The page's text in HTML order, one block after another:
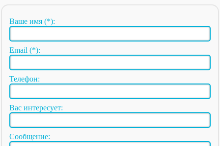
Ваше имя (*):
Email (*):
Телефон:
Вас интересует:
Сообщение: